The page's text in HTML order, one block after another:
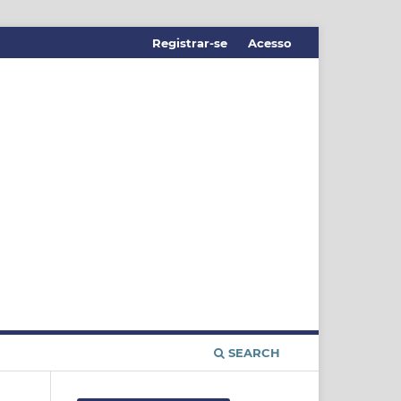
SEARCH
Registrar-se Acesso